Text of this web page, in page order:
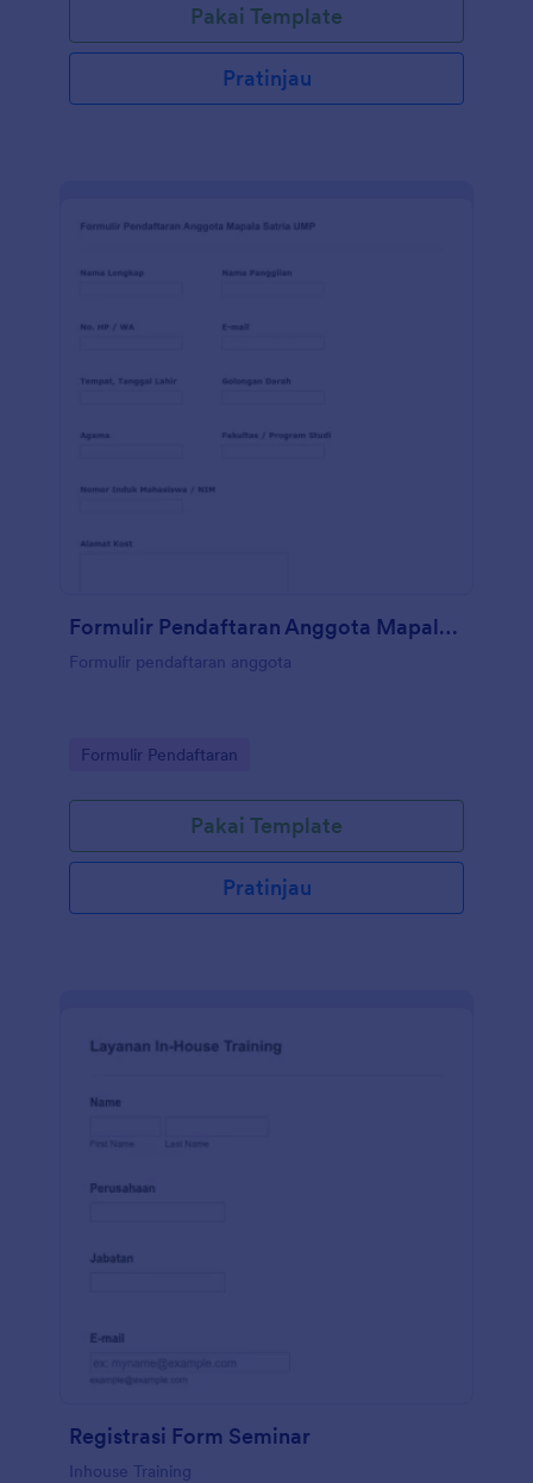
Pakai Template
Pratinjau
Formulir Pendaftaran Anggota Mapala Satria UMP
Formulir pendaftaran anggota
Go to Category:
Formulir Pendaftaran
Pakai Template
Pratinjau
Registrasi Form Seminar
Inhouse Training